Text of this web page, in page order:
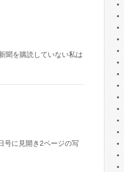
聞を購読していない私は
号に見開き2ページの写